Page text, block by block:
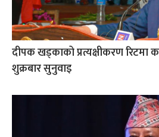
दीपक खड्काको प्रत्यक्षीकरण
शुक्रबार सुनुवाइ